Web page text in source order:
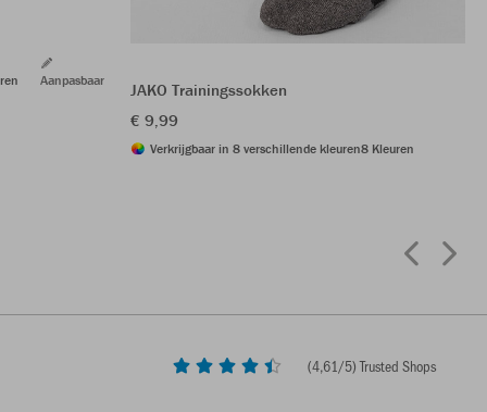
Aanpasbaar
JAKO Trainingssokken
€ 9,99
Verkrijgbaar in 8 verschillende kleuren8 Kleuren
(4,61/5) Trusted Shops